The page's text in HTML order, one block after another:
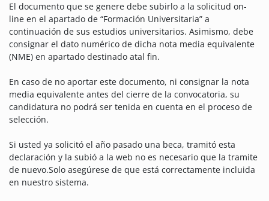
El documento que se genere debe subirlo a la solicitud on-
line en el apartado de “Formación Universitaria” a
continuación de sus estudios universitarios. Asimismo, debe
consignar el dato numérico de dicha nota media equivalente
(NME) en apartado destinado atal fin.
En caso de no aportar este documento, ni consignar la nota
media equivalente antes del cierre de la convocatoria, su
candidatura no podrá ser tenida en cuenta en el proceso de
selección.
Si usted ya solicitó el año pasado una beca, tramitó esta
declaración y la subió a la web no es necesario que la tramite
de nuevo.Solo asegúrese de que está correctamente incluida
en nuestro sistema.